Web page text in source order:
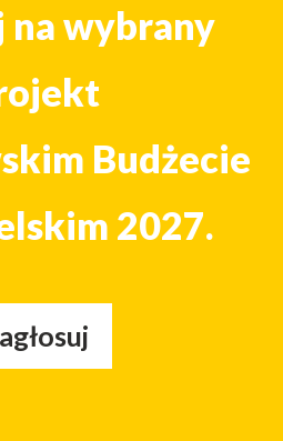
na wybrany
Budżecie
2027.